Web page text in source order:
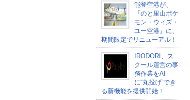
能登空港が、
『のと里山ポケ
モン・ウィズ・
ユー空港』に、
期間限定でリニューアル！
IRODORI、ス
クール運営の事
務作業をAI
に“丸投げ”でき
る新機能を提供開始！